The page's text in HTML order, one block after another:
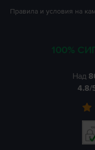
Правила и условия на
100%
Над
4.8/